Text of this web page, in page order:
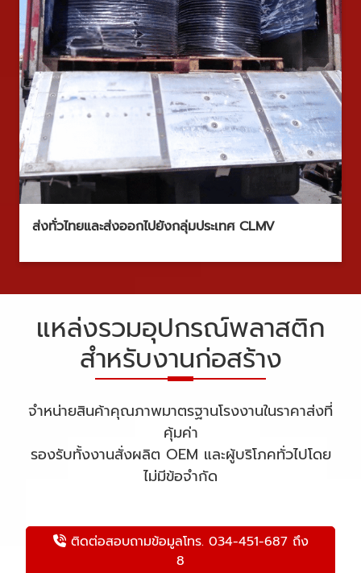
ส่งทั่วไทยและส่งออกไปยังกลุ่มประเทศ CLMV
แหล่งรวมอุปกรณ์พลาสติก
สำหรับงานก่อสร้าง
จำหน่ายสินค้าคุณภาพมาตรฐานโรงงานในราคาส่งที่
คุ้มค่า
รองรับทั้งงานสั่งผลิต OEM และผู้บริโภคทั่วไปโดย
ไม่มีข้อจำกัด
ติดต่อสอบถามข้อมูลโทร. 034-451-687 ถึง
8